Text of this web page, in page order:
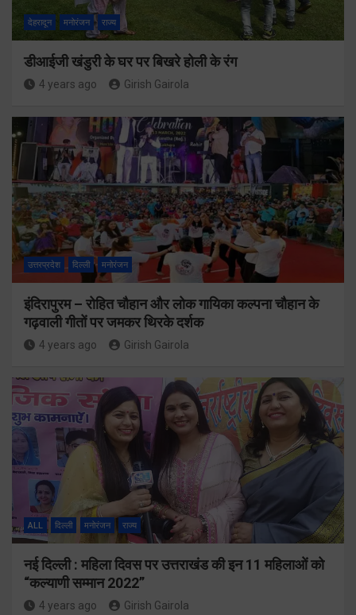
देहरादून मनोरंजन राज्य
डीआईजी खंडुरी के घर पर बिखरे होली के रंग
4 years ago Girish Gairola
उत्तरप्रदेश दिल्ली मनोरंजन
इंदिरापुरम – रोहित चौहान और लोक गायिका कल्पना चौहान के
गढ़वाली गीतों पर जमकर थिरके दर्शक
4 years ago Girish Gairola
ALL दिल्ली मनोरंजन राज्य
नई दिल्ली : महिला दिवस पर उत्तराखंड की इन 11 महिलाओं को
“कल्याणी सम्मान 2022”
4 years ago Girish Gairola